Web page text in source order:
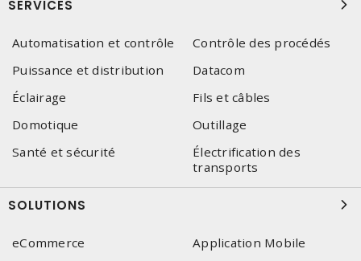
SERVICES
Automatisation et contrôle
Contrôle des procédés
Puissance et distribution
Datacom
Éclairage
Fils et câbles
Domotique
Outillage
Santé et sécurité
Électrification des
transports
SOLUTIONS
eCommerce
Application Mobile